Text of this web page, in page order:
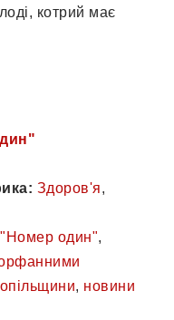
котрий має
Здоров'я,
"Номер один",
, новини